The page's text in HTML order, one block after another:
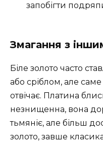
запобігти
Змагання з
Біле золото часто
або сріблом, але
отвічає. Платина
незнищенна, вона
тьмяніє, але більш
золото, завше